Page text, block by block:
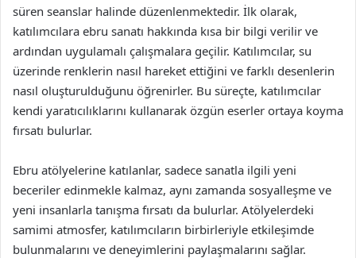
süren seanslar halinde düzenlenmektedir. İlk olarak,
katılımcılara ebru sanatı hakkında kısa bir bilgi verilir ve
ardından uygulamalı çalışmalara geçilir. Katılımcılar, su
üzerinde renklerin nasıl hareket ettiğini ve farklı desenlerin
nasıl oluşturulduğunu öğrenirler. Bu süreçte, katılımcılar
kendi yaratıcılıklarını kullanarak özgün eserler ortaya koyma
fırsatı bulurlar.
Ebru atölyelerine katılanlar, sadece sanatla ilgili yeni
beceriler edinmekle kalmaz, aynı zamanda sosyalleşme ve
yeni insanlarla tanışma fırsatı da bulurlar. Atölyelerdeki
samimi atmosfer, katılımcıların birbirleriyle etkileşimde
bulunmalarını ve deneyimlerini paylaşmalarını sağlar.